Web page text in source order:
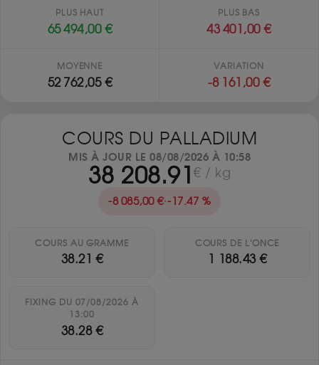
PLUS HAUT
65 494,00 €
PLUS BAS
43 401,00 €
MOYENNE
52 762,05 €
VARIATION
-8 161,00 €
COURS DU PALLADIUM
MIS À JOUR LE 08/08/2026 À 10:58
-8 085,00 €·-17.47 %
38 208.91€ / kg
COURS AU GRAMME
38.21 €
COURS DE L'ONCE
1 188.43 €
FIXING DU 07/08/2026 À
13:00
38.28 €